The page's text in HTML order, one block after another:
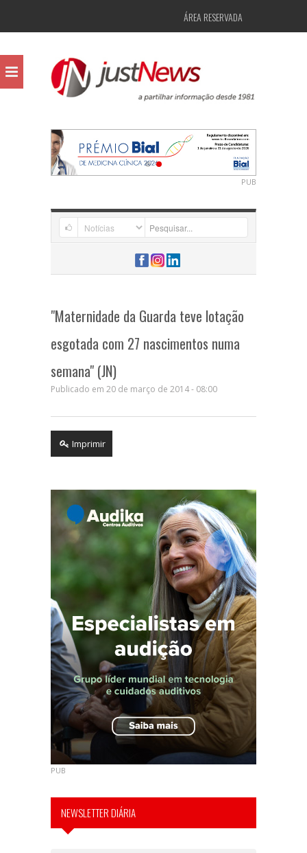
ÁREA RESERVADA
PUB
"Maternidade da Guarda teve lotação
esgotada com 27 nascimentos numa
semana" (JN)
Publicado em 20 de março de 2014 - 08:00
Imprimir
PUB
NEWSLETTER DIÁRIA